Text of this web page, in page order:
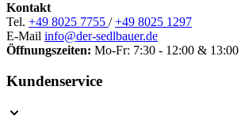
Kontakt
Tel. +49 8025 7755 / +49 8025 1297
E-Mail info@der-sedlbauer.de
Öffnungszeiten: Mo-Fr: 7:30 - 12:00 & 13:00
Kundenservice